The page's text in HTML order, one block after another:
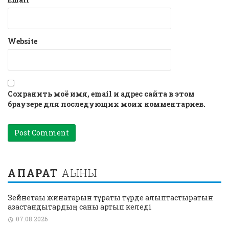
Website
Сохранить моё имя, email и адрес сайта в этом
браузере для последующих моих комментариев.
АҚПАРАТ АҒЫНЫ
Зейнетақы жинақтарын тұрақты түрде қалыптастыратын
қазақстандықтардың саны артып келеді
07.08.2026